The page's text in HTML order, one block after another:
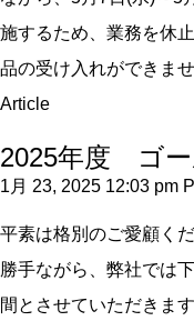
施するため、業務を休
品の受け入れができま
Article
2025年度 ゴー
1月 23, 2025 12:03 pm
平素は格別のご愛顧く
勝手ながら、弊社では
間とさせていただきま